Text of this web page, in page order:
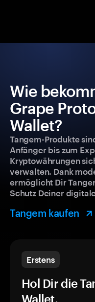
Wie
Grape
Wallet?
Tangem-Produkte
Anfänger bis zum
Kryptowährungen
verwalten. Dank
ermöglicht Dir
Schutz Deiner
Tangem kaufen
Erstens
Hol Dir die
Wallet.